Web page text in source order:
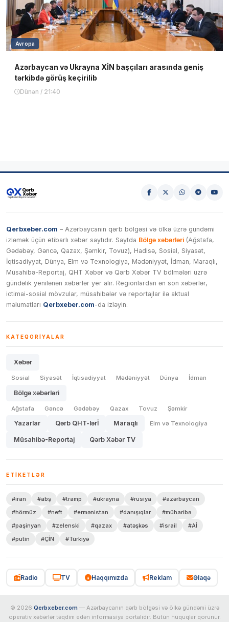
Avropa
Azərbaycan və Ukrayna XİN başçıları arasında geniş
tərkibdə görüş keçirilib
Dünən / 21:40
Qerbxeber.com – Azərbaycanın qərb bölgəsi və ölkə üzrə gündəmi
izləmək üçün etibarlı xəbər saytıdır. Saytda Bölgə xəbərləri (Ağstafa,
Gədəbəy, Gəncə, Qazax, Şəmkir, Tovuz), Hadisə, Sosial, Siyasət,
İqtisadiyyat, Dünya, Elm və Texnologiya, Mədəniyyət, İdman, Maraqlı,
Müsahibə-Reportaj, QHT Xəbər və Qərb Xəbər TV bölmələri üzrə
gündəlik yenilənən xəbərlər yer alır. Regionlardan ən son xəbərlər,
ictimai-sosial mövzular, müsahibələr və reportajlar ilə aktual
məlumatları Qerbxeber.com-da izləyin.
KATEQORIYALAR
Xəbər
Sosial Siyasət İqtisadiyyat Mədəniyyət Dünya İdman
Bölgə xəbərləri
Ağstafa Gəncə Gədəbəy Qazax Tovuz Şəmkir
Yazarlar Qərb QHT-lərİ Maraqlı Elm və Texnologiya
Müsahibə-Reportaj Qərb Xəbər TV
ETIKETLƏR
#iran #abş #tramp #ukrayna #rusiya
#azərbaycan
#hörmüz
#neft #ermənistan #danışıqlar
#müharibə
#paşinyan
#zelenski #qazax #atəşkəs #israil
#Aİ
#putin
#ÇİN #Türkiyə
Radio TV Haqqımızda Reklam Əlaqə
© 2026 Qerbxeber.com — Azərbaycanın qərb bölgəsi və ölkə gündəmi üzrə
operativ xəbərlər təqdim edən informasiya portalıdır. Bütün hüquqlar qorunur.